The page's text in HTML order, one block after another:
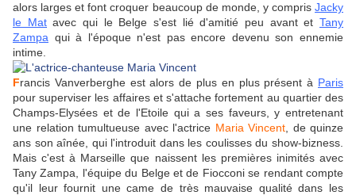
alors larges et font croquer beaucoup de monde, y compris Jacky
le Matavec qui le Belge s'est lié d'amitié peu avant etTany
Zampa qui à l'époque n'est pas encore devenu son ennemie
intime.
Francis Vanverberghe est alors de plus en plus présent à Paris
pour superviser les affaires et s'attache fortement au quartier des
Champs-Elysées et de l'Etoile qui a ses faveurs, y entretenant
une relation tumultueuse avec l'actrice Maria Vincent , de quinze
ans son aînée, qui l'introduit dans les coulisses du show-bizness.
Mais c'est à Marseille que naissent les premières inimités avec
Tany Zampa, l'équipe du Belge et de Fiocconi se rendant compte
qu'il leur fournit une came de très mauvaise qualité dans les